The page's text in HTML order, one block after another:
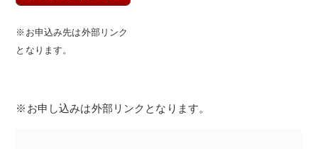
※お申込み先は外部リンク
となります。
※お申し込みは外部リンクとなります。